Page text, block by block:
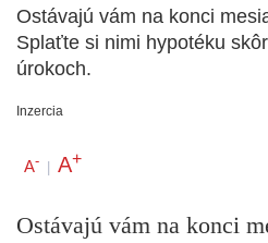
Ostávajú vám na konci
Splaťte si nimi hypotéku
úrokoch.
Inzercia
A- | A+
Ostávajú vám na konci